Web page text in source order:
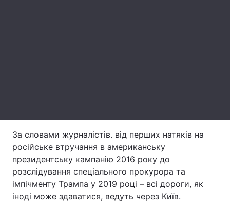
Тема оформлення
За словами журналістів. від перших натяків на
російське втручання в американську
президентську кампанію 2016 року до
розслідування спеціального прокурора та
імпічменту Трампа у 2019 році – всі дороги, як
іноді може здаватися, ведуть через Київ.